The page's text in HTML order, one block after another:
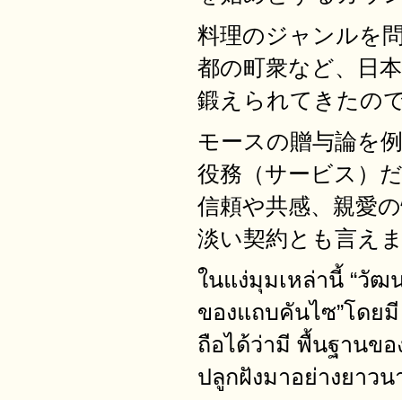
料理のジャンルを
都の町衆など、日
鍛えられてきたの
モースの贈与論を
役務（サービス）
信頼や共感、親愛
淡い契約とも言え
ในแง่มุมเหล่านี้ “วั
ของแถบคันไซ”โดย
ถือได้ว่ามี พื้นฐานขอ
ปลูกฝังมาอย่างยาว